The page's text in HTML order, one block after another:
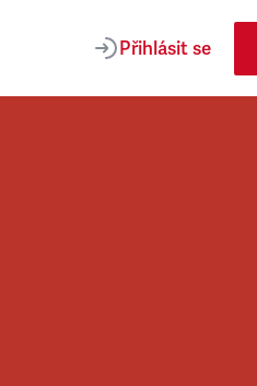
Přihlásit se